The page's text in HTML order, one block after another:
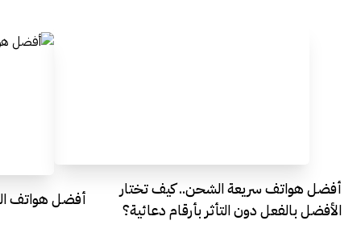
أفضل هواتف سريعة الشحن.. كيف تختار
الأفضل بالفعل دون التأثر بأرقام دعائية؟
أفضل هواتف